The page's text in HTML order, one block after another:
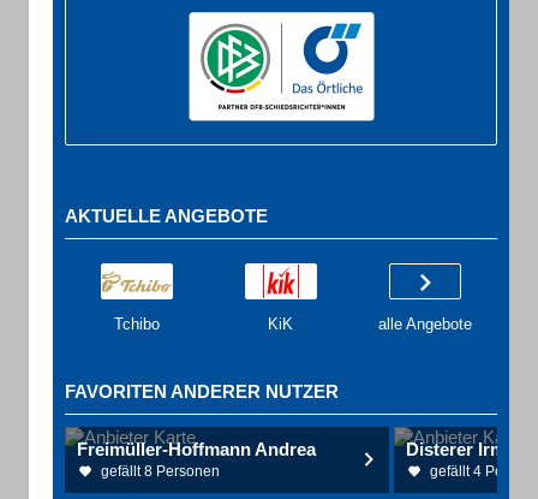
AKTUELLE ANGEBOTE
Tchibo KiK alle Angebote
FAVORITEN ANDERER NUTZER
Freimüller-Hoffmann Andrea
gefällt 8 Personen
Disterer Irmi u.
gefällt 4